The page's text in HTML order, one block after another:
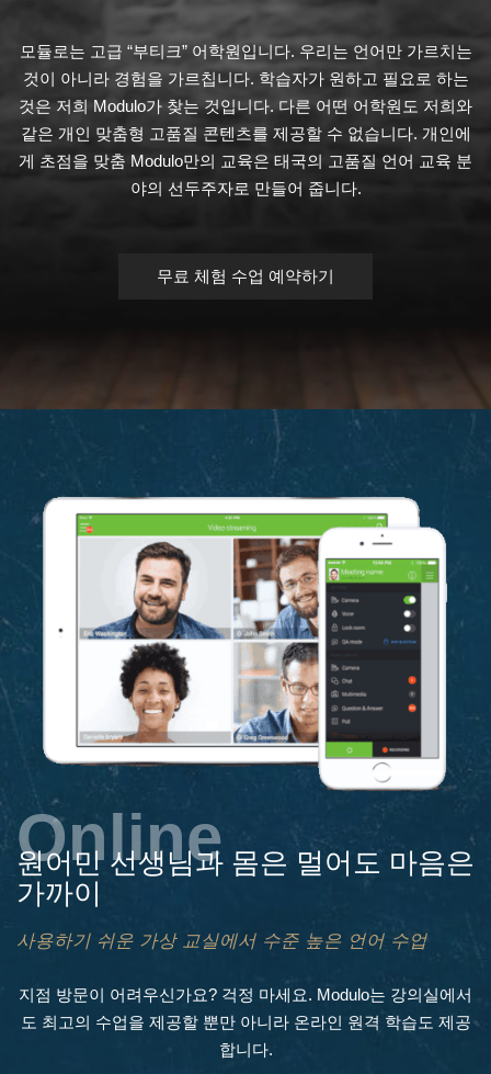
모듈로는 고급 “부티크” 어학원입니다. 우리는 언어만 가르치는
것이 아니라 경험을 가르칩니다. 학습자가 원하고 필요로 하는
것은 저희 Modulo가 찾는 것입니다. 다른 어떤 어학원도 저희와
같은 개인 맞춤형 고품질 콘텐츠를 제공할 수 없습니다. 개인에
게 초점을 맞춤 Modulo만의 교육은 태국의 고품질 언어 교육 분
야의 선두주자로 만들어 줍니다.
무료 체험 수업 예약하기
Online
원어민 선생님과 몸은 멀어도 마음은
가까이
사용하기 쉬운 가상 교실에서 수준 높은 언어 수업
지점 방문이 어려우신가요? 걱정 마세요. Modulo는 강의실에서
도 최고의 수업을 제공할 뿐만 아니라 온라인 원격 학습도 제공
합니다.